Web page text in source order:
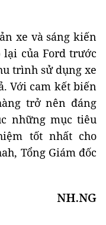
xe và sáng kiến
của Ford trước
trình sử dụng xe
Với cam kết biến
trở nên đáng
những mục tiêu
tốt nhất cho
Tổng Giám đốc
NH.NG